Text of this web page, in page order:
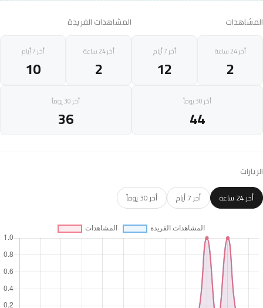
المشاهدات
أخر 24 ساعة
2
أخر 7 أيام
12
أخر 30 يوماً
44
المشاهدات الفريدة
أخر 24 ساعة
2
أخر 7 أيام
10
أخر 30 يوماً
36
الزيارات
أخر 24 ساعة أخر 7 أيام أخر 30 يوماً